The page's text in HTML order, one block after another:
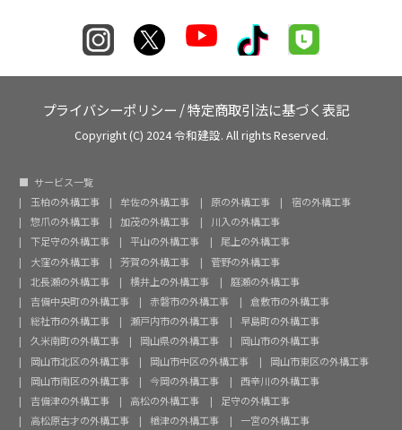
プライバシーポリシー /特定商取引法に基づく表記
Copyright (C) 2024 令和建設. All rights Reserved.
サービス一覧
玉柏の外構工事
牟佐の外構工事 原の外構工事
宿の外構工事
惣爪の外構工事
加茂の外構工事
川入の外構工事
下足守の外構工事
平山の外構工事
尾上の外構工事
大窪の外構工事
芳賀の外構工事
菅野の外構工事
北長瀬の外構工事
横井上の外構工事
庭瀬の外構工事
吉備中央町の外構工事
赤磐市の外構工事
倉敷市の外構工事
総社市の外構工事
瀬戸内市の外構工事
早島町の外構工事
久米南町の外構工事
岡山県の外構工事
岡山市の外構工事
岡山市北区の外構工事
岡山市中区の外構工事
岡山市東区の外構工事
岡山市南区の外構工事
今岡の外構工事
西辛川の外構工事
吉備津の外構工事
高松の外構工事
足守の外構工事
高松原古才の外構工事
楢津の外構工事 一宮の外構工事